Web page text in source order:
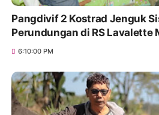
Pangdivif 2 Kostrad Jenguk
Perundungan di RS Lavalette
6:10:00 PM